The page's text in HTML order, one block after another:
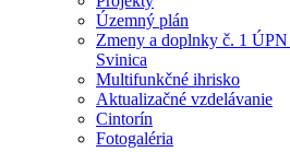
Územný plán
Zmeny a doplnky č. 1
Svinica
Multifunkčné ihrisko
Aktualizačné vzdelávanie
Cintorín
Fotogaléria